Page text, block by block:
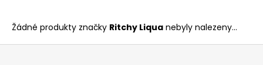
Žádné produkty značky Ritchy Liqua nebyly nalezeny...
e
b
u